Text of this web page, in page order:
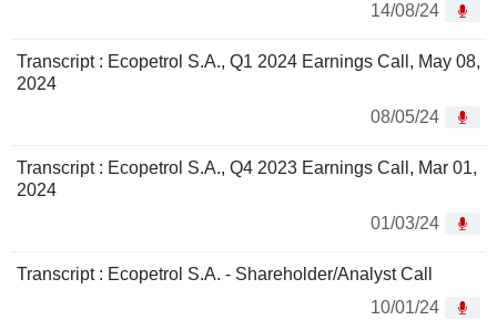
14/08/24
Transcript : Ecopetrol S.A., Q1 2024 Earnings Call, May 08,
2024
08/05/24
Transcript : Ecopetrol S.A., Q4 2023 Earnings Call, Mar 01,
2024
01/03/24
Transcript : Ecopetrol S.A. - Shareholder/Analyst Call
10/01/24